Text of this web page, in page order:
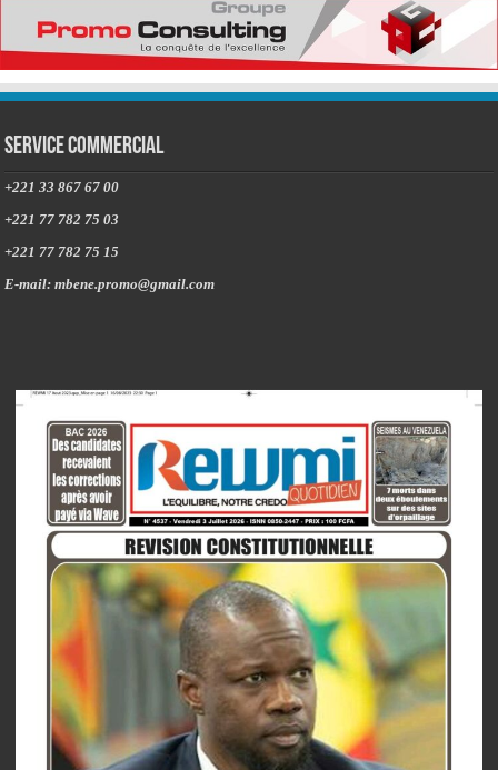
Service commercial
+221 33 867 67 00
+221 77 782 75 03
+221 77 782 75 15
E-mail: mbene.promo@gmail.com